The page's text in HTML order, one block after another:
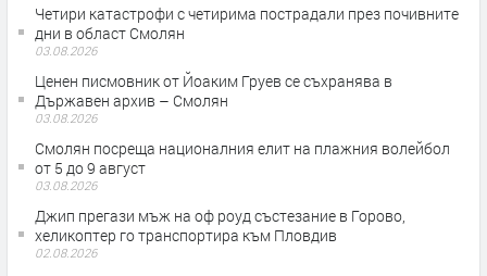
Четири катастрофи с четирима пострадали през почивните
дни в област Смолян
03.08.2026
Ценен писмовник от Йоаким Груев се съхранява в
Държавен архив – Смолян
03.08.2026
Смолян посреща националния елит на плажния волейбол
от 5 до 9 август
03.08.2026
Джип прегази мъж на оф роуд състезание в Горово,
хеликоптер го транспортира към Пловдив
02.08.2026